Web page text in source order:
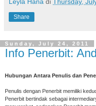
Share
Sunday, July 24, 2011
Info Penerbit:
Hubungan Antara Penulis dan
Penulis dengan Penerbit memiliki
Penerbit bertindak sebagai